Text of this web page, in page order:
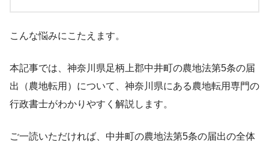
こんな悩みにこたえます。
本記事では、神奈川県足柄上郡中井町の農地法第5条の届
出（農地転用）について、神奈川県にある農地転用専門の
行政書士がわかりやすく解説します。
ご一読いただければ、中井町の農地法第5条の届出の全体